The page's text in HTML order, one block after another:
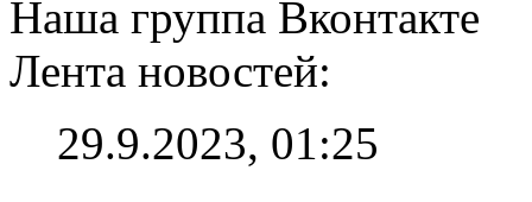
Наша группа Вконтакте
Лента новостей:
29.9.2023, 01:25